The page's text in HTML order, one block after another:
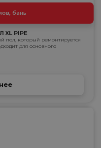
бань
PIPE
пол, который ремонтируется
для основного